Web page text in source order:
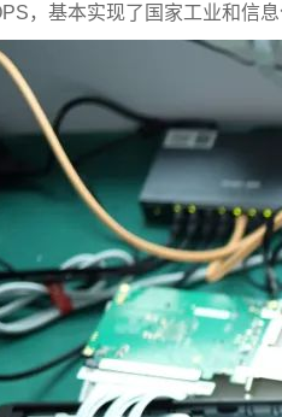
，基本实现了国家工业和信